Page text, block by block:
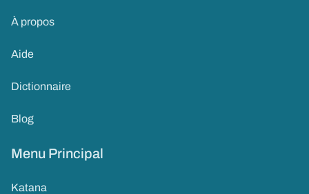
À propos
Aide
Dictionnaire
Blog
Menu Principal
Katana